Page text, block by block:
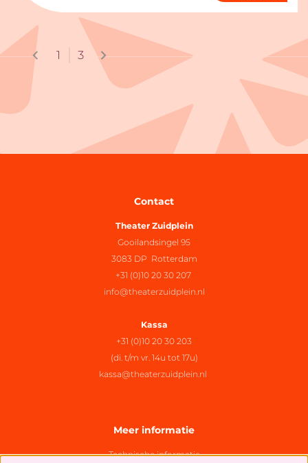
1 3
Contact
Theater Zuidplein
Gooilandsingel 95
3083 DP Rotterdam
+31 (0)10 20 30 207
info@theaterzuidplein.nl
Kassa
+31 (0)10 20 30 203
(di. t/m vr. 14u tot 17u)
kassa@theaterzuidplein.nl
Meer informatie
Technische informatie